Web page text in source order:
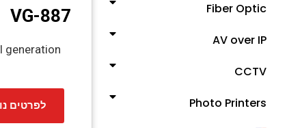
Fiber Optic
AV over IP
CCTV
Photo Printers
VG-887
generation
לפרטים